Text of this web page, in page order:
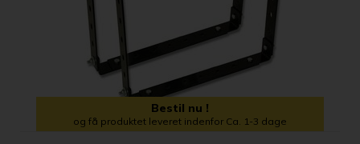
Bestil nu !
og få produktet leveret indenfor Ca. 1-3 dage